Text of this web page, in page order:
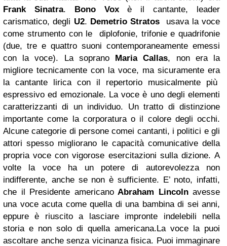
Frank Sinatra. Bono Voxè il cantante, leader
carismatico, degli U2. Demetrio Stratos usava la voce
come strumento con le diplofonie, trifonie e quadrifonie
(due, tre e quattro suoni contemporaneamente emessi
con la voce). La soprano Maria Callas, non era la
migliore tecnicamente con la voce, ma sicuramente era
la cantante lirica con il repertorio musicalmente più
espressivo ed emozionale. La voce è uno degli elementi
caratterizzanti di un individuo. Un tratto di distinzione
importante come la corporatura o il colore degli occhi.
Alcune categorie di persone comei cantanti, i politici e gli
attori spesso migliorano le capacità comunicative della
propria voce con vigorose esercitazioni sulla dizione. A
volte la voce ha un potere di autorevolezza non
indifferente, anche se non è sufficiente. E’ noto, infatti,
che il Presidente americano Abraham Lincoln avesse
una voce acuta come quella di una bambina di sei anni,
eppure è riuscito a lasciare impronte indelebili nella
storia e non solo di quella americana.La voce la puoi
ascoltare anche senza vicinanza fisica. Puoi immaginare